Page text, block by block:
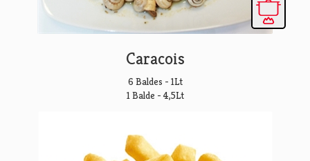
Caracois
6 Baldes - 1Lt
1 Balde - 4,5Lt